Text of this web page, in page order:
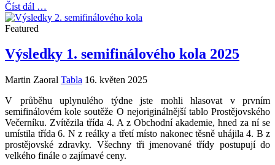
Číst dál …
Featured
Výsledky 1. semifinálového kola 2025
Martin Zaoral Tabla 16. květen 2025
V průběhu uplynulého týdne jste mohli hlasovat v prvním
semifinálovém kole soutěže O nejoriginálnější tablo Prostějovského
Večerníku. Zvítězila třída 4. A z Obchodní akademie, hned za ní se
umístila třída 6. N z reálky a třetí místo nakonec těsně uhájila 4. B z
prostějovské zdravky. Všechny tři jmenované třídy postupují do
velkého finále o zajímavé ceny.